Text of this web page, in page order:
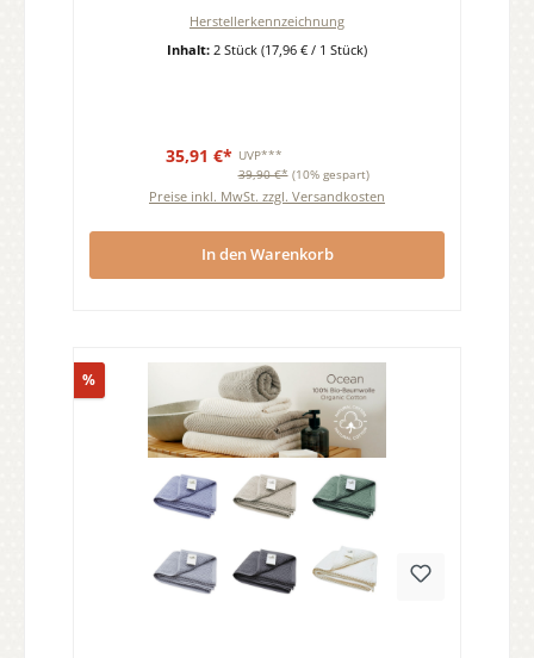
Herstellerkennzeichnung
Inhalt: 2 Stück (17,96 € / 1 Stück)
35,91 €* UVP***
39,90 €* (10% gespart)
Preise inkl. MwSt. zzgl. Versandkosten
In den Warenkorb
%Rabatt